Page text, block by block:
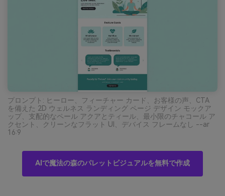
プロンプト: ヒーロー、フィーチャー カード、お客様の声、CTA
を備えた 2D ウェルネス ランディング ページ デザイン モックア
ップ、支配的なペール アクアとティール、最小限のチャコール ア
クセント、クリーンなフラット UI、デバイス フレームなし --ar
16:9
AIで魔法の森のパレットビジュアルを無料で作成